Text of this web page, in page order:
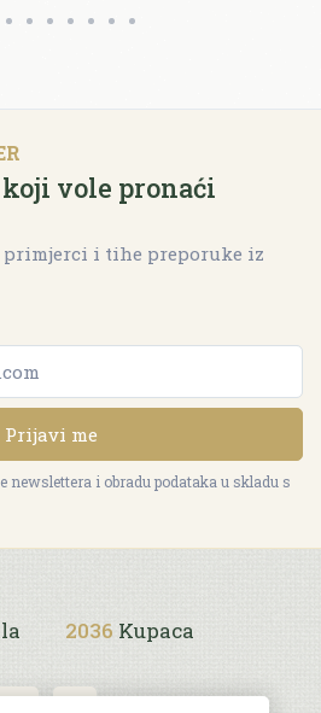
vole pronaći
i tihe preporuke iz
Prijavi me
newslettera i obradu podataka u skladu s
2036 Kupaca